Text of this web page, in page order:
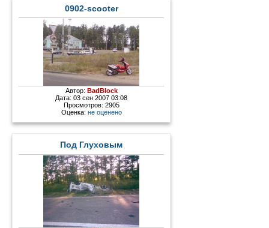
0902-scooter
Автор: BadBlock
Дата: 03 сен 2007 03:08
Просмотров: 2905
Оценка: не оценено
Под Глуховым